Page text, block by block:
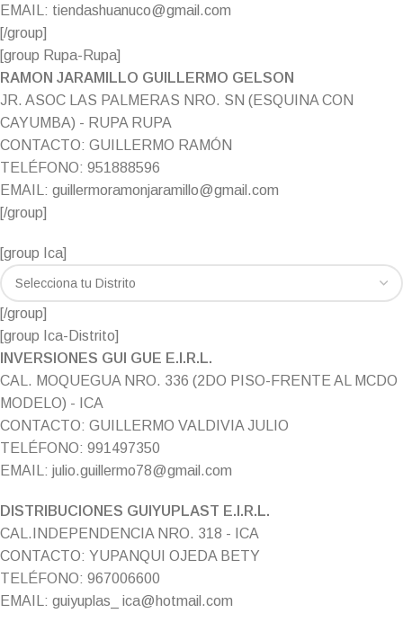
EMAIL: tiendashuanuco@gmail.com
[/group]
[group Rupa-Rupa]
RAMON JARAMILLO GUILLERMO GELSON
JR. ASOC LAS PALMERAS NRO. SN (ESQUINA CON
CAYUMBA) - RUPA RUPA
CONTACTO: GUILLERMO RAMÓN
TELÉFONO: 951888596
EMAIL: guillermoramonjaramillo@gmail.com
[/group]
[group Ica]
[/group]
[group Ica-Distrito]
INVERSIONES GUI GUE E.I.R.L.
CAL. MOQUEGUA NRO. 336 (2DO PISO-FRENTE AL MCDO
MODELO) - ICA
CONTACTO: GUILLERMO VALDIVIA JULIO
TELÉFONO: 991497350
EMAIL: julio.guillermo78@gmail.com
DISTRIBUCIONES GUIYUPLAST E.I.R.L.
CAL.INDEPENDENCIA NRO. 318 - ICA
CONTACTO: YUPANQUI OJEDA BETY
TELÉFONO: 967006600
EMAIL: guiyuplas_ ica@hotmail.com